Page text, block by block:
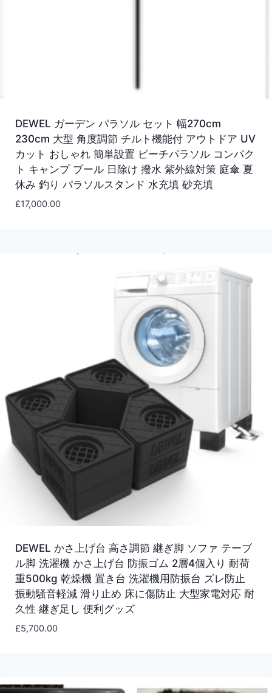
DEWEL ガーデン パラソル セット 幅270cm
230cm 大型 角度調節 チルト機能付 アウトドア UV
カット おしゃれ 簡単設置 ビーチパラソル コンパク
ト キャンプ プール 日除け 撥水 紫外線対策 庭傘 夏
休み 釣り パラソルスタンド 水充填 砂充填
£17,000.00
DEWEL かさ上げ台 高さ調節 継ぎ脚 ソファ テーブ
ル脚 洗濯機 かさ上げ台 防振ゴム 2層4個入り 耐荷
重500kg 乾燥機 置き台 洗濯機用防振台 ズレ防止
振動騒音軽減 滑り止め 床に傷防止 大型家電対応 耐
久性 継ぎ足し 便利グッズ
£5,700.00